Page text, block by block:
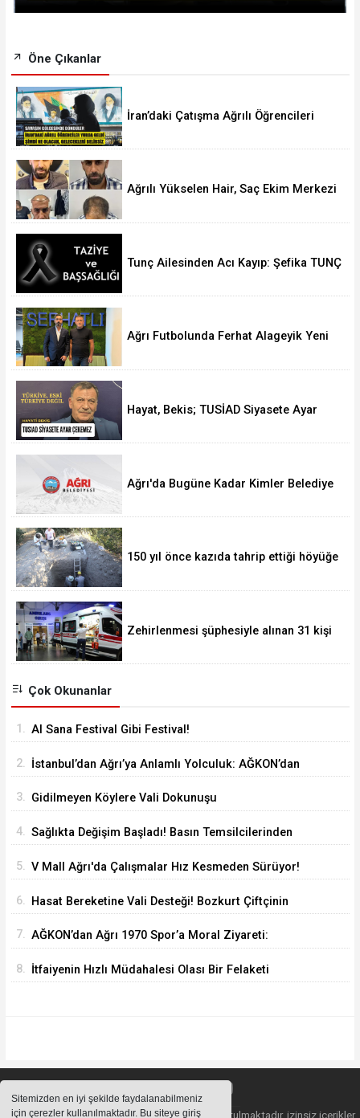
Sitemizden en iyi şekilde faydalanabilmeniz
için çerezler kullanılmaktadır. Bu siteye giriş
Öne Çıkanlar
İran’daki Çatışma Ağrılı Öğrencileri
Ağrılı Yükselen Hair, Saç Ekim Merkezi
Tunç Ailesinden Acı Kayıp: Şefika TUNÇ
Ağrı Futbolunda Ferhat Alageyik Yeni
Hayat, Bekis; TUSİAD Siyasete Ayar
Ağrı'da Bugüne Kadar Kimler Belediye
150 yıl önce kazıda tahrip ettiği höyüğe
Zehirlenmesi şüphesiyle alınan 31 kişi
Çok Okunanlar
1. Al Sana Festival Gibi Festival!
2. İstanbul’dan Ağrı’ya Anlamlı Yolculuk: AĞKON’dan
3. Gidilmeyen Köylere Vali Dokunuşu
4. Sağlıkta Değişim Başladı! Basın Temsilcilerinden
5. V Mall Ağrı'da Çalışmalar Hız Kesmeden Sürüyor!
6. Hasat Bereketine Vali Desteği! Bozkurt Çiftçinin
7. AĞKON’dan Ağrı 1970 Spor’a Moral Ziyareti:
8. İtfaiyenin Hızlı Müdahalesi Olası Bir Felaketi
Sitemizde bulunan içeriklerin tüm hakları saklı tutulmaktadır, izinsiz içerikler